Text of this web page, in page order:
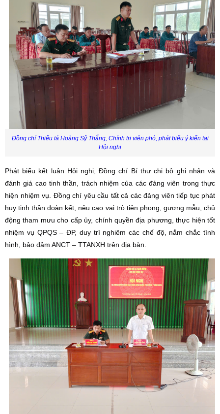
Đồng chí Thiếu tá Hoàng Sỹ Thắng, Chính trị viên phó, phát biểu ý kiến tại
Hội nghị
Phát biểu kết luận Hội nghị, Đồng chí Bí thư chi bộ ghi nhận và
đánh giá cao tinh thần, trách nhiệm của các đảng viên trong thực
hiện nhiệm vụ. Đồng chí yêu cầu tất cả các đảng viên tiếp tục phát
huy tinh thần đoàn kết, nêu cao vai trò tiên phong, gương mẫu; chủ
động tham mưu cho cấp ủy, chính quyền địa phương, thực hiện tốt
nhiệm vụ QPQS – ĐP, duy trì nghiêm các chế độ, nắm chắc tình
hình, bảo đảm ANCT – TTANXH trên địa bàn.